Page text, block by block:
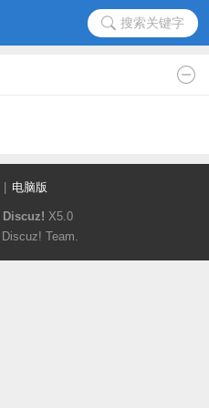
搜索关键字
电脑版
Discuz! X5.0
Discuz! Team.